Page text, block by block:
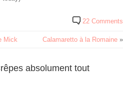
22 Comments
Mick Calamaretto à la Romaine »
absolument tout